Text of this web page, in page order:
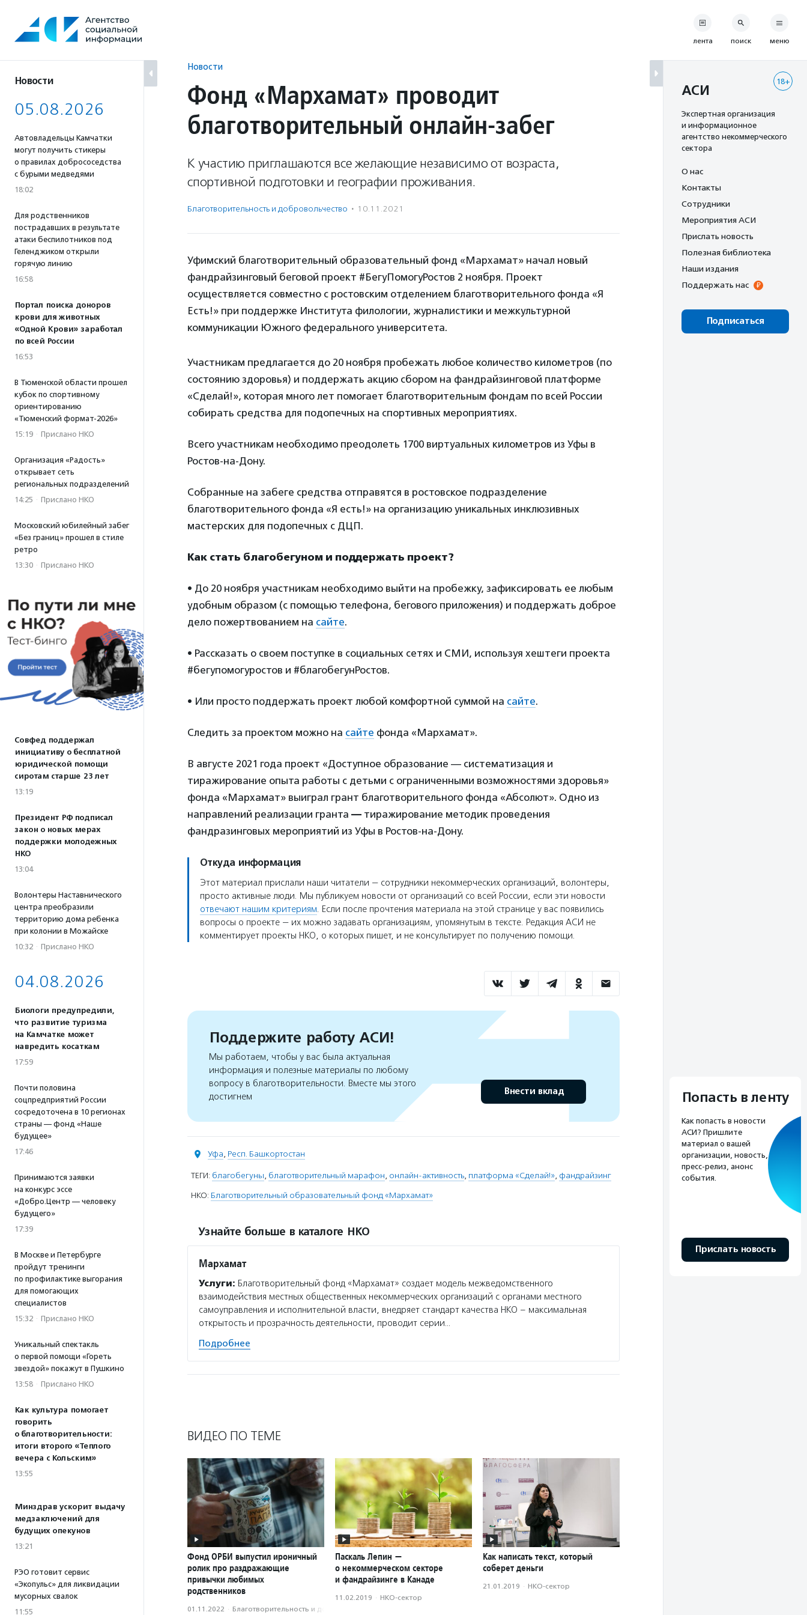
содержанию
Новости
05.08.2026
Автовладельцы Камчатки
могут получить стикеры
о правилах добрососедства
с бурыми медведями
18:02
Для родственников
пострадавших в результате
атаки беспилотников под
Геленджиком открыли
горячую линию
16:58
Портал поиска доноров
крови для животных
«Одной Крови» заработал
по всей России
16:53
В Тюменской области прошел
кубок по спортивному
ориентированию
«Тюменский формат-2026»
15:19 · Прислано НКО
Организация «Радость»
открывает сеть
региональных подразделений
14:25 · Прислано НКО
Московский юбилейный забег
«Без границ» прошел в стиле
ретро
13:30 · Прислано НКО
Совфед поддержал
инициативу о бесплатной
юридической помощи
сиротам старше 23 лет
13:19
Президент РФ подписал
закон о новых мерах
поддержки молодежных
НКО
13:04
Волонтеры Наставнического
центра преобразили
территорию дома ребенка
при колонии в Можайске
10:32 · Прислано НКО
04.08.2026
Биологи предупредили,
что развитие туризма
на Камчатке может
навредить косаткам
17:59
Почти половина
соцпредприятий России
сосредоточена в 10 регионах
страны — фонд «Наше
будущее»
17:46
Принимаются заявки
на конкурс эссе
«Добро.Центр — человеку
будущего»
17:39
В Москве и Петербурге
пройдут тренинги
по профилактике выгорания
для помогающих
специалистов
15:32 · Прислано НКО
Уникальный спектакль
о первой помощи «Гореть
звездой» покажут в Пушкино
13:58 · Прислано НКО
Как культура помогает
говорить
о благотворительности:
итоги второго «Теплого
вечера с Кольским»
13:55
Минздрав ускорит выдачу
медзаключений для
будущих опекунов
13:21
РЭО готовит сервис
«Экопульс» для ликвидации
мусорных свалок
11:55
Новости
Фонд «Мархамат» проводит
благотворительный онлайн-забег
К участию приглашаются все желающие независимо от возраста,
спортивной подготовки и географии проживания.
Благотвори­тель­ность и доброволь­чест­во · 10.11.2021
Уфимский благотворительный образовательный фонд «Мархамат» начал новый
фандрайзинговый беговой проект #БегуПомогуРостов 2 ноября. Проект
осуществляется совместно с ростовским отделением благотворительного фонда «Я
Есть!» при поддержке Института филологии, журналистики и межкультурной
коммуникации Южного федерального университета.
Участникам предлагается до 20 ноября пробежать любое количество километров (по
состоянию здоровья) и поддержать акцию сбором на фандрайзинговой платформе
«Сделай!», которая много лет помогает благотворительным фондам по всей России
собирать средства для подопечных на спортивных мероприятиях.
Всего участникам необходимо преодолеть 1700 виртуальных километров из Уфы в
Ростов-на-Дону.
Собранные на забеге средства отправятся в ростовское подразделение
благотворительного фонда «Я есть!» на организацию уникальных инклюзивных
мастерских для подопечных с ДЦП.
Как стать благобегуном и поддержать проект?
• До 20 ноября участникам необходимо выйти на пробежку, зафиксировать ее любым
удобным образом (с помощью телефона, бегового приложения) и поддержать доброе
дело пожертвованием на сайте.
• Рассказать о своем поступке в социальных сетях и СМИ, используя хештеги проекта
#бегупомогуростов и #благобегунРостов.
• Или просто поддержать проект любой комфортной суммой на сайте.
Следить за проектом можно на сайте фонда «Мархамат».
В августе 2021 года проект «Доступное образование — систематизация и
тиражирование опыта работы с детьми с ограниченными возможностями здоровья»
фонда «Мархамат» выиграл грант благотворительного фонда «Абсолют». Одно из
направлений реализации гранта — тиражирование методик проведения
фандразинговых мероприятий из Уфы в Ростов-на-Дону.
Откуда информация
Этот материал прислали наши читатели — сотрудники некоммерческих организаций, волонтеры,
просто активные люди. Мы публикуем новости от организаций со всей России, если эти новости
отвечают нашим критериям. Если после прочтения материала на этой странице у вас появились
вопросы о проекте — их можно задавать организациям, упомянутым в тексте. Редакция АСИ не
комментирует проекты НКО, о которых пишет, и не консультирует по получению помощи.
Поддержите работу АСИ!
Мы работаем, чтобы у вас была актуальная
информация и полезные материалы по любому
вопросу в благотворительности. Вместе мы этого
достигнем
Внести вклад
Уфа, Респ. Башкортостан
ТЕГИ: благобегуны, благотворительный марафон, онлайн-активность, платформа «Сделай!», фандрайзинг
НКО: Благотворительный образовательный фонд «Мархамат»
Узнайте больше в каталоге НКО
Мархамат
Услуги: Благотворительный фонд «Мархамат» создает модель межведомственного
взаимодействия местных общественных некоммерческих организаций с органами местного
самоуправления и исполнительной власти, внедряет стандарт качества НКО – максимальная
открытость и прозрачность деятельности, проводит серии…
Подробнее
ВИДЕО ПО ТЕМЕ
Фонд ОРБИ выпустил ироничный
ролик про раздражающие
привычки любимых
родственников
01.11.2022 · Благотвори­тель­ность и доброволь­чест­во
Паскаль Лепин —
о некоммерческом секторе
и фандрайзинге в Канаде
11.02.2019 · НКО-сектор
Как написать текст, который
соберет деньги
21.01.2019 · НКО-сектор
лента поиск меню
18+
АСИ
Экспертная организация
и информационное
агентство некоммерческого
сектора
О нас
Контакты
Сотрудники
Мероприятия АСИ
Прислать новость
Полезная библиотека
Наши издания
Поддержать нас
Подписаться
Попасть в ленту
Как попасть в новости
АСИ? Пришлите
материал о вашей
организации, новость,
пресс-релиз, анонс
события.
Прислать новость